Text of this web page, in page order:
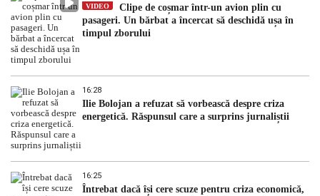
VIDEO
Clipe de coșmar într-un avion plin cu
pasageri. Un bărbat a încercat să deschidă ușa în
timpul zborului
16:28
Ilie Bolojan a refuzat să vorbească despre criza
energetică. Răspunsul care a surprins jurnaliștii
16:25
Întrebat dacă își cere scuze pentru criza economică,